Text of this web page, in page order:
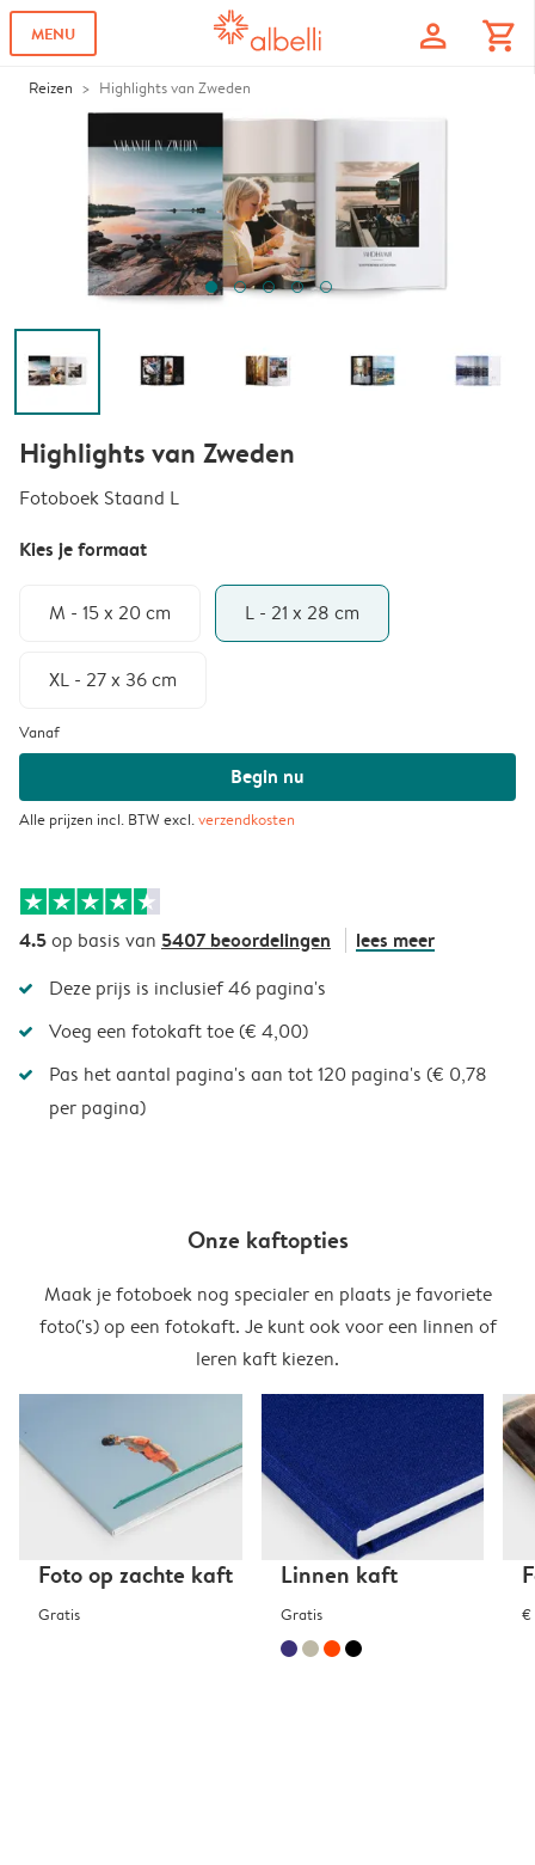
MENU profile shopping_cart
Reizen Highlights van Zweden
Highlights van Zweden
Fotoboek Staand L
Kies je formaat
M - 15 x 20 cm L - 21 x 28 cm
XL - 27 x 36 cm
Vanaf
Begin nu
Alle prijzen incl. BTW excl.verzendkosten
4.5op basis van 5407 beoordelingen lees meer
Deze prijs is inclusief 46 pagina's
Voeg een fotokaft toe (€ 4,00)
Pas het aantal pagina's aan tot 120 pagina's (€ 0,78
per pagina)
Onze kaftopties
Maak je fotoboek nog specialer en plaats je favoriete
foto('s) op een fotokaft. Je kunt ook voor een linnen of
leren kaft kiezen.
Foto op zachte kaft
Gratis
Linnen kaft
Gratis €